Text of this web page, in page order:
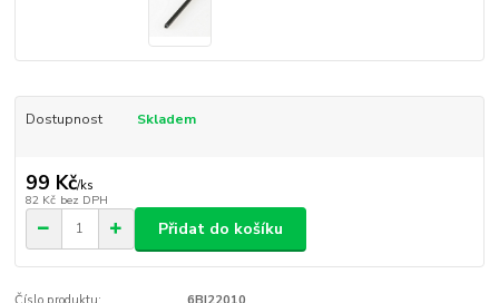
Dostupnost Skladem
99 Kč/ks
82 Kč bez DPH
Přidat do košíku